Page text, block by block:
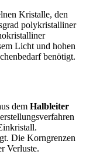
Kristalle, den
polykristalliner
Licht und hohen
benötigt.
dem Halbleiter
Die Korngrenzen
Verluste.